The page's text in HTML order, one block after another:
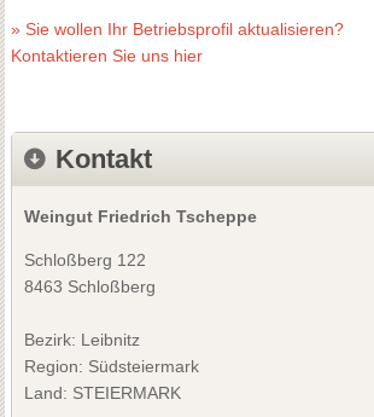
» Sie wollen Ihr Betriebsprofil aktualisieren?
Kontaktieren Sie uns hier
Kontakt
Weingut Friedrich Tscheppe
Schloßberg 122
8463 Schloßberg
Bezirk: Leibnitz
Region: Südsteiermark
Land: STEIERMARK